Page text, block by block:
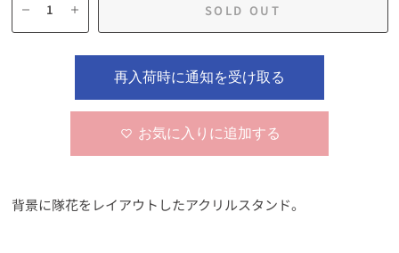
SOLD OUT
再入荷時に通知を受け取る
お気に入りに追加する
背景に隊花をレイアウトしたアクリルスタンド。